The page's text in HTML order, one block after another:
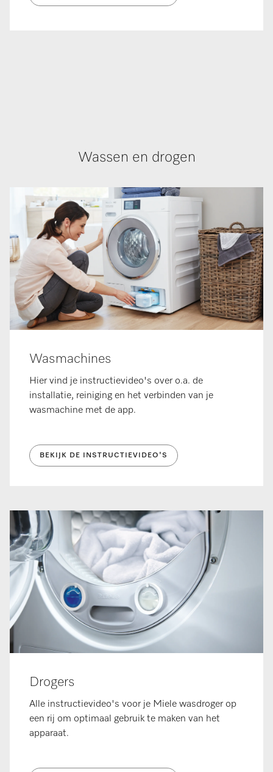
Wassen en drogen
Wasmachines
Hier vind je instructievideo's over o.a. de
installatie, reiniging en het verbinden van je
wasmachine met de app.
BEKIJK DE INSTRUCTIEVIDEO'S
Drogers
Alle instructievideo's voor je Miele wasdroger op
een rij om optimaal gebruik te maken van het
apparaat.